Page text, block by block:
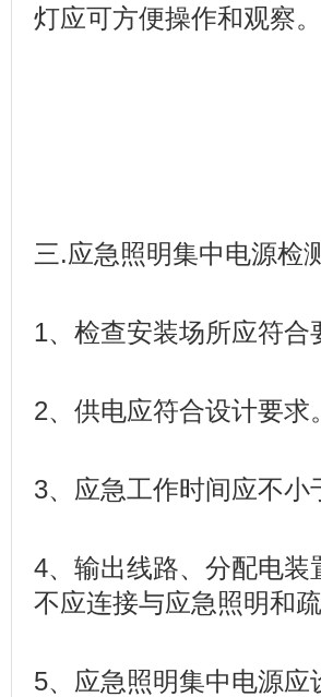
灯应可方便操作和观察。
三.应急照明集中电源检
1、检查安装场所应符合
2、供电应符合设计要求。
3、应急工作时间应不
4、输出线路、分配电
不应连接与应急照明和
5、应急照明集中电源